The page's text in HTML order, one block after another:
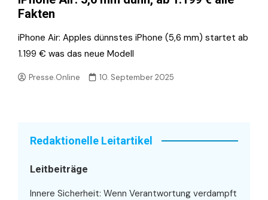
Fakten
iPhone Air: Apples dünnstes iPhone (5,6 mm) startet ab
1.199 € was das neue Modell
Presse.Online 10. September 2025
Redaktionelle Leitartikel
Leitbeiträge
Innere Sicherheit: Wenn Verantwortung verdampft